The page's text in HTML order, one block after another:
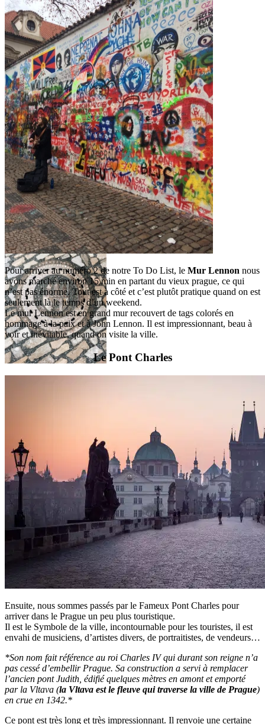
Pour arriver au numéro 2 de notre To Do List, le Mur Lennon nous
avons marché environ 15 min en partant du vieux prague, ce qui
n’est pas énorme. Tout est à côté et c’est plutôt pratique quand on est
seulement là le temps d’un weekend.
Le mur Lennon est en grand mur recouvert de tags colorés en
hommage à la paix et à John Lennon. Il est impressionnant, beau à
voir et inévitable, quand on visite la ville.
Le Pont Charles
Ensuite, nous sommes passés par le Fameux Pont Charles pour
arriver dans le Prague un peu plus touristique.
Il est le Symbole de la ville, incontournable pour les touristes, il est
envahi de musiciens, d’artistes divers, de portraitistes, de vendeurs…
*Son nom fait référence au roi Charles IV qui durant son reigne n’a
pas cessé d’embellir Prague. Sa construction a servi à remplacer
l’ancien pont Judith, édifié quelques mètres en amont et emporté
par la Vltava (la Vltava est le fleuve qui traverse la ville de Prague)
en crue en 1342.*
Ce pont est très long et très impressionnant. Il renvoie une certaine